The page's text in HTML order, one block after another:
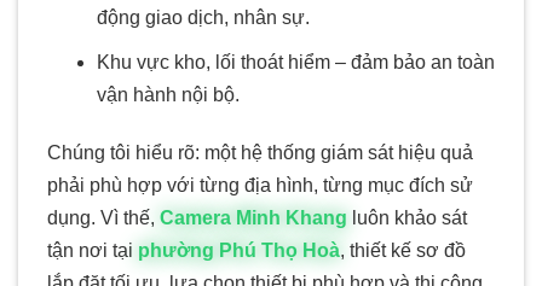
động giao dịch, nhân sự.
Khu vực kho, lối thoát hiểm – đảm bảo an toàn
vận hành nội bộ.
Chúng tôi hiểu rõ: một hệ thống giám sát hiệu quả
phải phù hợp với từng địa hình, từng mục đích sử
dụng. Vì thế, Camera Minh Khang luôn khảo sát
tận nơi tại phường Phú Thọ Hoà, thiết kế sơ đồ